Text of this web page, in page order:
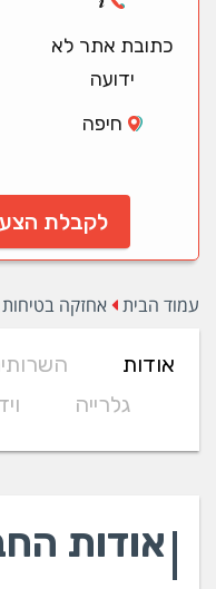
כתובת אתר לא
ידועה
חיפה
לקבלת
עמוד הבית אחזקה בטיחות
אודות
גלרייה
אודות